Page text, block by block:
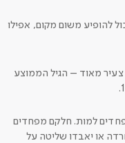
להופיע משום מקום, אפילו
מאוד – הגיל הממוצע
למות. חלקם מפחדים
או יאבדו שליטה על